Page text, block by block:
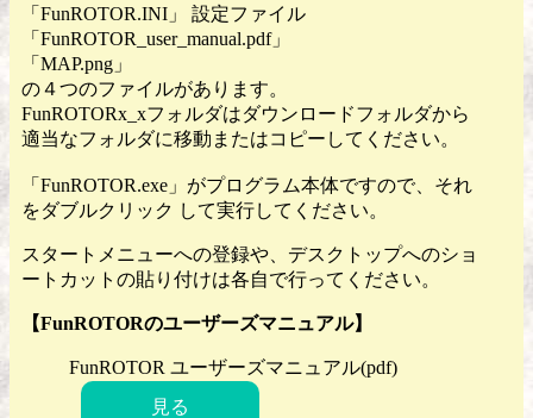
「FunROTOR.INI」 設定ファイル
「FunROTOR_user_manual.pdf」
「MAP.png」
の４つのファイルがあります。
FunROTORx_xフォルダはダウンロードフォルダから
適当なフォルダに移動またはコピーしてください。
「FunROTOR.exe」がプログラム本体ですので、それ
をダブルクリック して実行してください。
スタートメニューへの登録や、デスクトップへのショ
ートカットの貼り付けは各自で行ってください。
【FunROTORのユーザーズマニュアル】
FunROTOR ユーザーズマニュアル(pdf)
見る